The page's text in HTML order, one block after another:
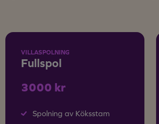
VILLASPOLNING
Fullspol
3000 kr
Spolning av Köksstam